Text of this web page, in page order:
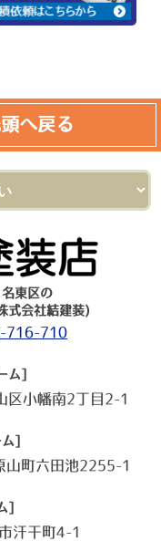
へ戻る
東区の
式会社結建装)
716-710
ム]
区小幡南2丁目2-1
]
町六田池2255-1
]
汗干町4-1